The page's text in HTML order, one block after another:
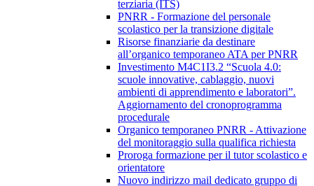
terziaria (ITS)
PNRR - Formazione del personale
scolastico per la transizione digitale
Risorse finanziarie da destinare
all’organico temporaneo ATA per PNRR
Investimento M4C1I3.2 “Scuola 4.0:
scuole innovative, cablaggio, nuovi
ambienti di apprendimento e laboratori”.
Aggiornamento del cronoprogramma
procedurale
Organico temporaneo PNRR - Attivazione
del monitoraggio sulla qualifica richiesta
Proroga formazione per il tutor scolastico e
orientatore
Nuovo indirizzo mail dedicato gruppo di